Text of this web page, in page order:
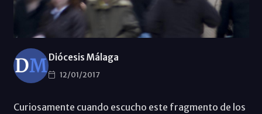
Diócesis Málaga
12/01/2017
Curiosamente cuando escucho este fragmento de los